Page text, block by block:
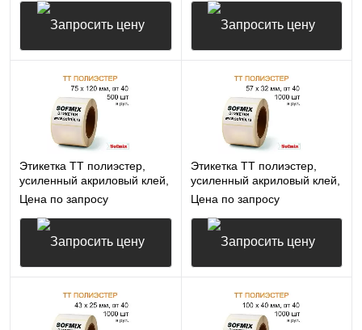
Запросить цену Запросить цену
Этикетка ТТ полиэстер,
усиленный акриловый клей,
75*120мм, 500 в рул, вт40,
16412
Цена по запросу
Запросить цену
Этикетка ТТ полиэстер,
усиленный акриловый клей,
57*32мм, 1000 в рул, вт40,
16412
Цена по запросу
Запросить цену